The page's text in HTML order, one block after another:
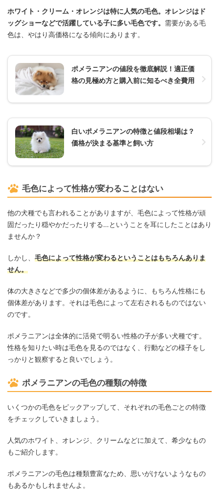
ホワイト・クリーム・オレンジは特に人気の毛色。オレンジはド
ッグショーなどで活躍している子に多い毛色です。 需要がある毛
色は、やはり高価格になる傾向にあります。
ポメラニアンの値段を徹底解説！適正価
格の見極め方と購入前に知るべき全費用
白いポメラニアンの特徴と値段相場は？
価格が決まる基準と飼い方
毛色によって性格が変わることはない
他の犬種でも言われることがありますが、毛色によって性格が頑
固だったり穏やかだったりする…ということを耳にしたことはあり
ませんか？
しかし、 毛色によって性格が変わるということはもちろんありま
せん。
体の大きさなどで多少の個体差があるように、もちろん性格にも
個体差があります。それは毛色によって左右されるものではない
のです。
ポメラニアンは全体的に活発で明るい性格の子が多い犬種です。
性格を知りたい時は毛色を見るのではなく、行動などの様子をし
っかりと観察すると良いでしょう。
ポメラニアンの毛色の種類の特徴
いくつかの毛色をピックアップして、それぞれの毛色ごとの特徴
をチェックしていきましょう。
人気のホワイト、オレンジ、クリームなどに加えて、希少なもの
もご紹介します。
ポメラニアンの毛色は種類豊富なため、思いがけないようなもの
もあるかもしれませんよ。